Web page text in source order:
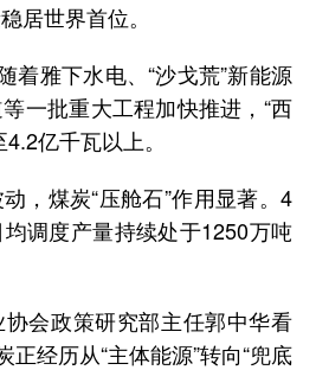
居世界首位。
雅下水电、“沙戈荒”新能源
一批重大工程加快推进，“西
亿千瓦以上。
煤炭“压舱石”作用显著。4
调度产量持续处于1250万吨
会政策研究部主任郭中华看
正经历从“主体能源”转向“兜底